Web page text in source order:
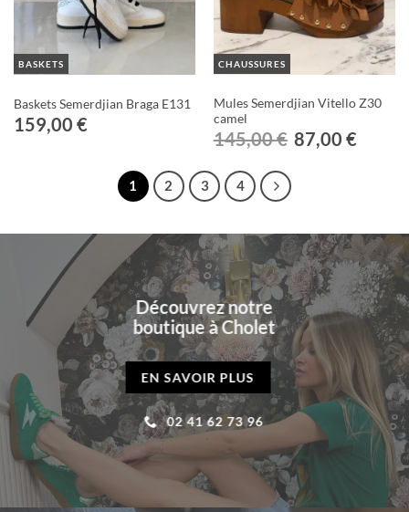
BASKETS
Baskets Semerdjian Braga E131
159,00 €
CHAUSSURES
Mules Semerdjian Vitello Z30
camel
145,00€ Le
prix
87,00 €Le
prix
1 2 3 4
Découvrez notre
boutique à Cholet
EN SAVOIR PLUS
02 41 62 73 96